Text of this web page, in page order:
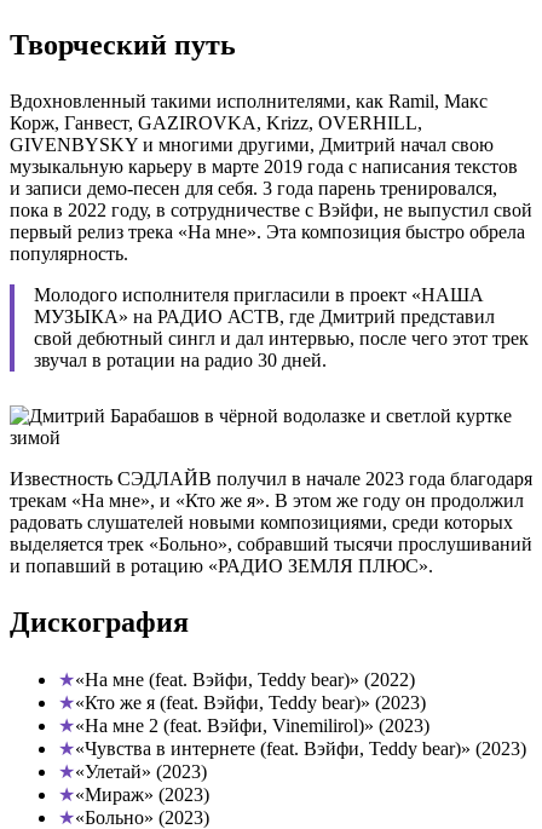
Творческий путь
Вдохновленный такими исполнителями, как Ramil, Макс
Корж, Ганвест, GAZIROVKA, Krizz, OVERHILL,
GIVENBYSKY и многими другими, Дмитрий начал свою
музыкальную карьеру в марте 2019 года с написания текстов
и записи демо-песен для себя. 3 года парень тренировался,
пока в 2022 году, в сотрудничестве с Вэйфи, не выпустил свой
первый релиз трека «На мне». Эта композиция быстро обрела
популярность.
Молодого исполнителя пригласили в проект «НАША
МУЗЫКА» на РАДИО АСТВ, где Дмитрий представил
свой дебютный сингл и дал интервью, после чего этот трек
звучал в ротации на радио 30 дней.
Известность СЭДЛАЙВ получил в начале 2023 года благодаря
трекам «На мне», и «Кто же я». В этом же году он продолжил
радовать слушателей новыми композициями, среди которых
выделяется трек «Больно», собравший тысячи прослушиваний
и попавший в ротацию «РАДИО ЗЕМЛЯ ПЛЮС».
Дискография
«На мне (feat. Вэйфи, Teddy bear)» (2022)
«Кто же я (feat. Вэйфи, Teddy bear)» (2023)
«На мне 2 (feat. Вэйфи, Vinemilirol)» (2023)
«Чувства в интернете (feat. Вэйфи, Teddy bear)» (2023)
«Улетай» (2023)
«Мираж» (2023)
«Больно» (2023)